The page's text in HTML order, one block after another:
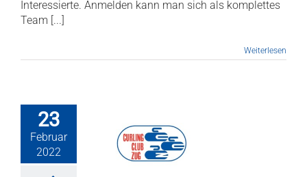
Interessierte. Anmelden kann man sich als komplettes
Team [...]
Weiterlesen
23
Februar
2022
Zuger
–